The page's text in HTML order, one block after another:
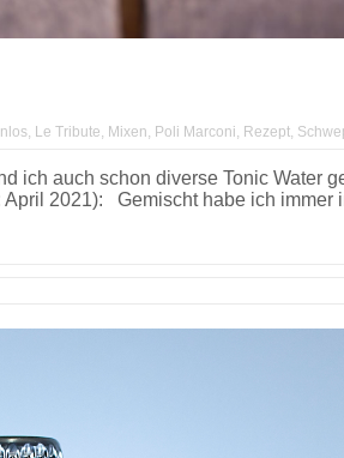
, Le Tribute, Mixen, Poli Marconi, Rezept,
ich auch schon diverse Tonic Water
2021): Gemischt habe ich immer